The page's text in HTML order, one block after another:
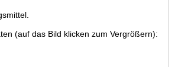
(auf das Bild klicken zum Vergrößern):